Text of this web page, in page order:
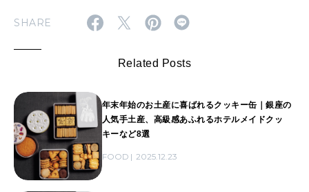
SHARE
Related Posts
年末年始のお土産に喜ばれるクッキー缶｜銀座の
人気手土産、高級感あふれるホテルメイドクッ
キーなど8選
FOOD 2025.12.23